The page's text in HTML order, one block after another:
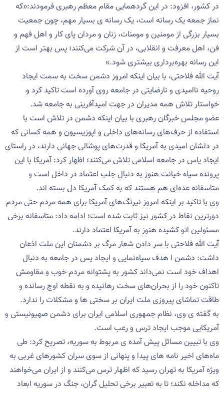
در کشور، افزود: در این گردهمایی مقام معظم رهبری فرمودند:«که
نماز جمعه یک رسانه است، یک رسانه ی بسیار مهم، چون جمعیت
بسیار بزرگی از مومنین و مومنات، زنان و مردان پای کار و اهل فهم و
فن، اهل معرفت و انقلابی، در آن شرکت می‌کنند؛ پس بهتر است از
این رسانه بهره‌برداری بیشتری شود.»
آیت الله فلاحتی، با بیان اینکه امروز دشمن سخت به سمت ایجاد
روحیه ناامیدی و نارضایتی در جامعه روی آورده است تاکید کرد و
خواستار تلاش همه مدیران در جهت امیدآفرینی به جامعه شد.
عضو مجلس خبرگان رهبری با بیان اینکه دشمن در تلاش است با
استفاده از حرف‌های رسانه‌های داخلی و اپوزیسیون و همه کسانی که
در دلشان امیدی به آمریکا و قدرت‌های پوشالی جهانی دارند، در راستای
ایجاد یاس در جامعه اسلامی تلاش می‌کنند؛ اظهار کرد: آمریکا با این
پرونده سیاه خیانت هنوز به دنبال جلب اعتماد در داخل است و
متاسفانه عده‌ای هم هستند که به کمک آمریکا دل بسته اند.
وی با تاکید بر اینکه امروز نیرنگ‌های آمریکا برای همه مردم حتی مردم
دورترین نقاط در کشور نیز ثابت شده است؛ ادامه داد: متاسفانه برخی
مسئولین اتو کشیده هنوز به آمریکا اعتماد دارند.
آیت الله فلاحتی با سر دادن شعار مرگ بر دشمنان این ملت اذعان
داشت: دشمن ا هدف سیاه‌نمایی و ایجاد یس در جامعه به دنبال
اهداف خود است نمی‌داند کشور به پشتوانه مردم خوب و مقاومش
تاکنون خود را از بحران‌های سخت رهانیده و به نقطه اوج رسانده و
طاقت تماشای پیروزی ملت ایران بر سختی ها و مشکلات را ندارد.
به گفته ی وی، نظام جمهوری اسلامی ایران برای دشمن صهیونیستی و
آمریکایی موجب ایجاد ترس و رعب است.
وی با تبیین مسائل پیش آمده ی مربوط به سوریه، تصریح کرد: طی
ماه‌های اخیر نامه های پیدا و پنهانی از سوی سران کشورهای غربی به
ویژه آمریکا به تهران رسید که اظهار ترس می‌کنند و از ایران می‌خواهند
که مداخله نکند؛ تا به تعبیر برخی تحلیل گران، جنگ در سوریه ابعاد